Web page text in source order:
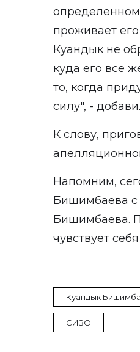
проживает
Куандык не
куда его все
то, когда
силу", -
К слову,
Напомним,
Бишимбаева с
Бишимбаева.
чувствует
Куандык
СИЗО